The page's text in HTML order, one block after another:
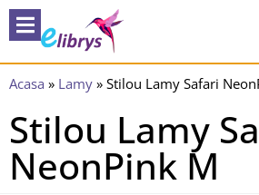
Acasa » Lamy » Stilou Lamy Safari
Stilou Lamy
NeonPink M